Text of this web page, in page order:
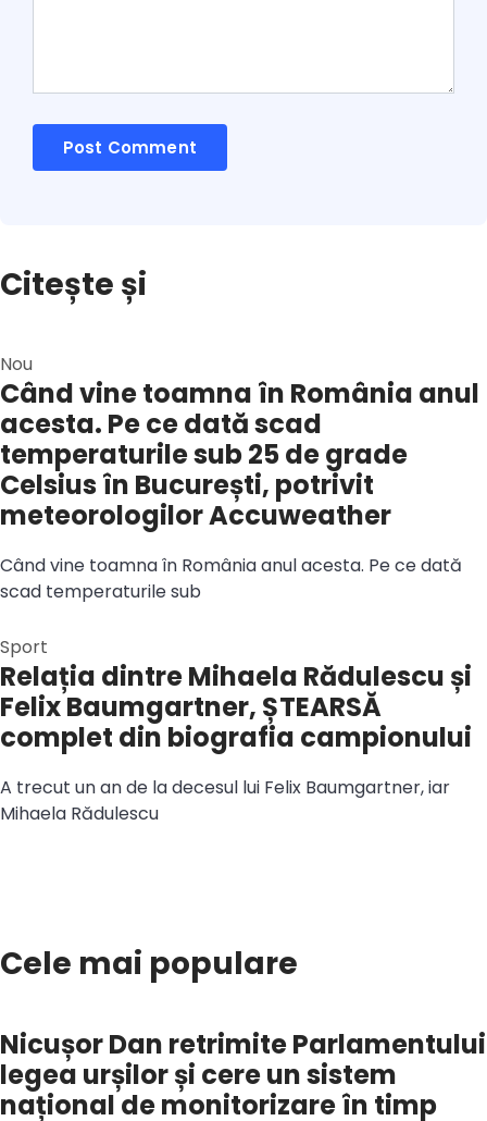
Citește și
Nou
Când vine toamna în România anul
acesta. Pe ce dată scad
temperaturile sub 25 de grade
Celsius în București, potrivit
meteorologilor Accuweather
Când vine toamna în România anul acesta. Pe ce dată
scad temperaturile sub
Sport
Relația dintre Mihaela Rădulescu și
Felix Baumgartner, ȘTEARSĂ
complet din biografia campionului
A trecut un an de la decesul lui Felix Baumgartner, iar
Mihaela Rădulescu
Cele mai populare
Nicușor Dan retrimite Parlamentului
legea urșilor și cere un sistem
național de monitorizare în timp